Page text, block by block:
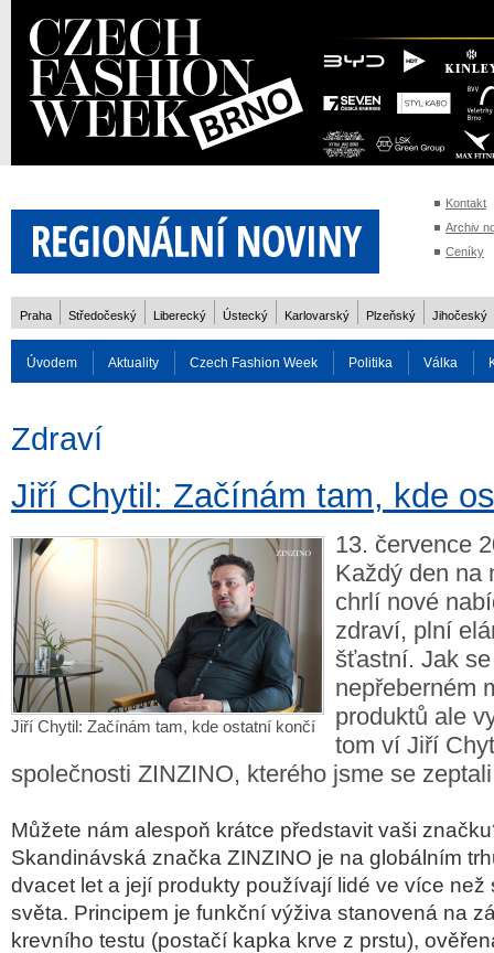
Kontakt
Archiv
Ceníky
Praha Středočeský Liberecký Ústecký Karlovarský Plzeňský Jihočeský
Úvodem Aktuality Czech Fashion Week Politika Válka
Rozhovory
Zdraví
Jiří Chytil: Začínám tam, kde
Jiří Chytil: Začínám tam, kde ostatní končí
13. července
Každý den na
chrlí nové
zdraví, plní
šťastní. Jak
nepřeberném
produktů ale
tom ví Jiří
společnosti ZINZINO, kterého jsme se
Můžete nám alespoň krátce představit vaši
Skandinávská značka ZINZINO je na globálním
dvacet let a její produkty používají lidé ve více než
světa. Principem je funkční výživa stanovená na
krevního testu (postačí kapka krve z prstu),